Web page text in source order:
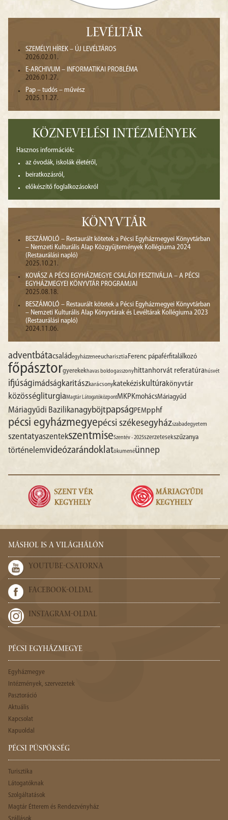
LEVÉLTÁR
SZEMÉLYI HÍREK – ÚJ LEVÉLTÁROS
2026.02.01.
E-ARCHIVUM – INFORMATIKAI PROBLÉMA
2026.01.27.
Pap – tudós – művész
2025.11.27.
KÖZNEVELÉSI INTÉZMÉNYEK
Hasznos információk:
az óvodák, iskolák életéről,
beiratkozásról,
előkészítő foglalkozásokról
KÖNYVTÁR
BESZÁMOLÓ – Restaurált kötetek a Pécsi Egyházmegyei Könyvtárban
– Nemzeti Kulturális Alap Közgyűjtemények Kollégiuma 2024
(Restaurálási napló)
2025.10.21.
KOVÁSZ A PÉCSI EGYHÁZMEGYE CSALÁDI FESZTIVÁLJA – A PÉCSI
EGYHÁZMEGYEI KÖNYVTÁR PROGRAMJAI
2025.08.18.
BESZÁMOLÓ – Restaurált kötetek a Pécsi Egyházmegyei Könyvtárban
– Nemzeti Kulturális Alap Könyvtárak és Levéltárak Kollégiuma 2023
(Restaurálási napló)
2024.11.06.
adventbátacsaládegyházzeneeucharisztiaFerenc pápaférfitalálkozó
főpásztorgyerekekhavas boldogasszonyhittanhorvát referatúrahúsvét
ifjúságimádságkaritászkarácsonykatekéziskultúrakönyvtár
közösségliturgiaMagtár LátogatóközpontMKPKmohácsMáriagyűd
Máriagyűdi BazilikanagyböjtpapságPEMpphf
pécsi egyházmegyepécsi székesegyházszabadegyetem
szentatyaszentekszentmiseSzentév - 2025szerzetesekszűzanya
történelemvideózarándoklatökumenéünnep
MÁSHOL IS A VILÁGHÁLÓN
YOUTUBE-CSATORNA
FACEBOOK-OLDAL
INSTAGRAM-OLDAL
PÉCSI EGYHÁZMEGYE
Egyházmegye
Intézmények, szervezetek
Pasztoráció
Aktuális
Kapcsolat
Kapuoldal
PÉCSI PÜSPÖKSÉG
Turisztika
Látogatóknak
Szolgáltatások
Magtár Étterem és Rendezvényház